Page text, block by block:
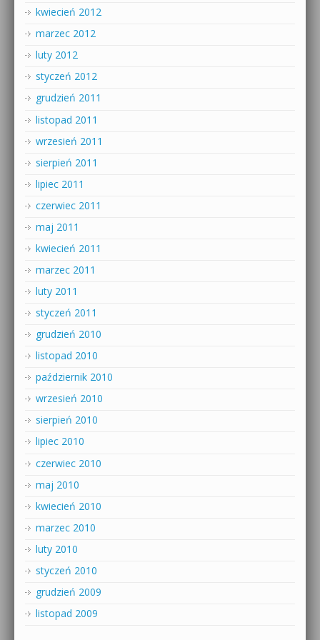
kwiecień 2012
marzec 2012
luty 2012
styczeń 2012
grudzień 2011
listopad 2011
wrzesień 2011
sierpień 2011
lipiec 2011
czerwiec 2011
maj 2011
kwiecień 2011
marzec 2011
luty 2011
styczeń 2011
grudzień 2010
listopad 2010
październik 2010
wrzesień 2010
sierpień 2010
lipiec 2010
czerwiec 2010
maj 2010
kwiecień 2010
marzec 2010
luty 2010
styczeń 2010
grudzień 2009
listopad 2009